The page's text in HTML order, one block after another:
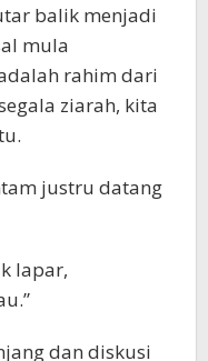
balik menjadi
mula
rahim dari
ziarah, kita
justru datang
lapar,
dan diskusi